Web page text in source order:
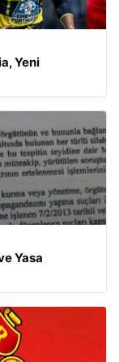
Yeni
Yasa